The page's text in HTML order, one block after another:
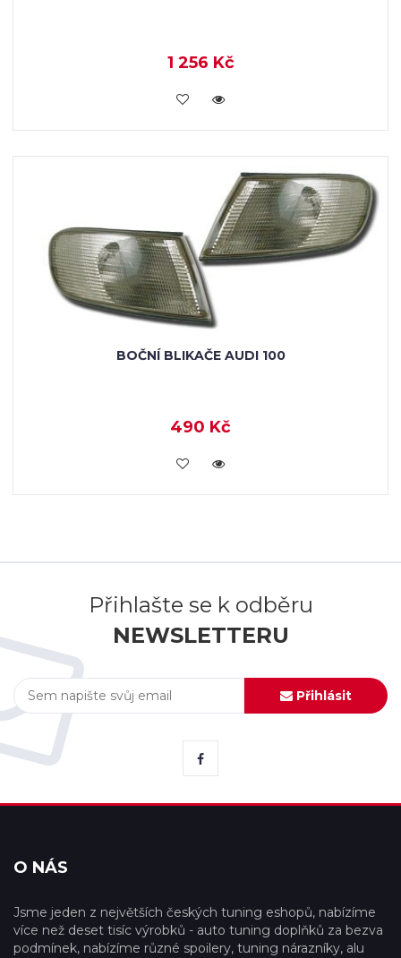
1 256 Kč
KOUPIT
BOČNÍ BLIKAČE AUDI 100
490 Kč
KOUPIT
Přihlašte se k odběru
NEWSLETTERU
Přihlásit
O NÁS
Jsme jeden z největších českých tuning eshopů, nabízíme
více než deset tisíc výrobků - auto tuning doplňků za bezva
podmínek, nabízíme různé spoilery, tuning nárazníky, alu